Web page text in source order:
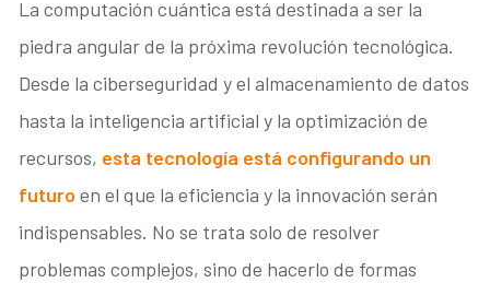
La computación cuántica está destinada a ser la
piedra angular de la próxima revolución tecnológica.
Desde la ciberseguridad y el almacenamiento de datos
hasta la inteligencia artificial y la optimización de
recursos, esta tecnología está configurando un
futuro en el que la eficiencia y la innovación serán
indispensables. No se trata solo de resolver
problemas complejos, sino de hacerlo de formas